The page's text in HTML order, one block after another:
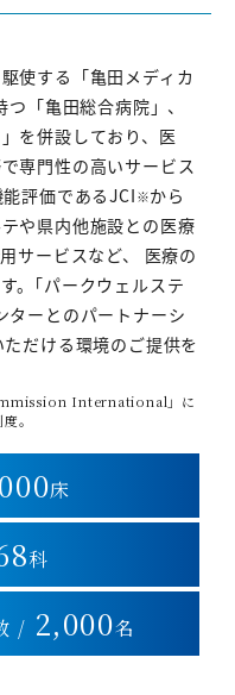
使する「亀田メディカ
「亀田総合病院」、
を併設しており、医
専門性の高いサービス
評価であるJCI※から
や県内他施設との医療
サービスなど、 医療の
。｢パークウェルステ
ターとのパートナーシ
だける環境のご提供を
International」に
。
床
科
/ 2,000名